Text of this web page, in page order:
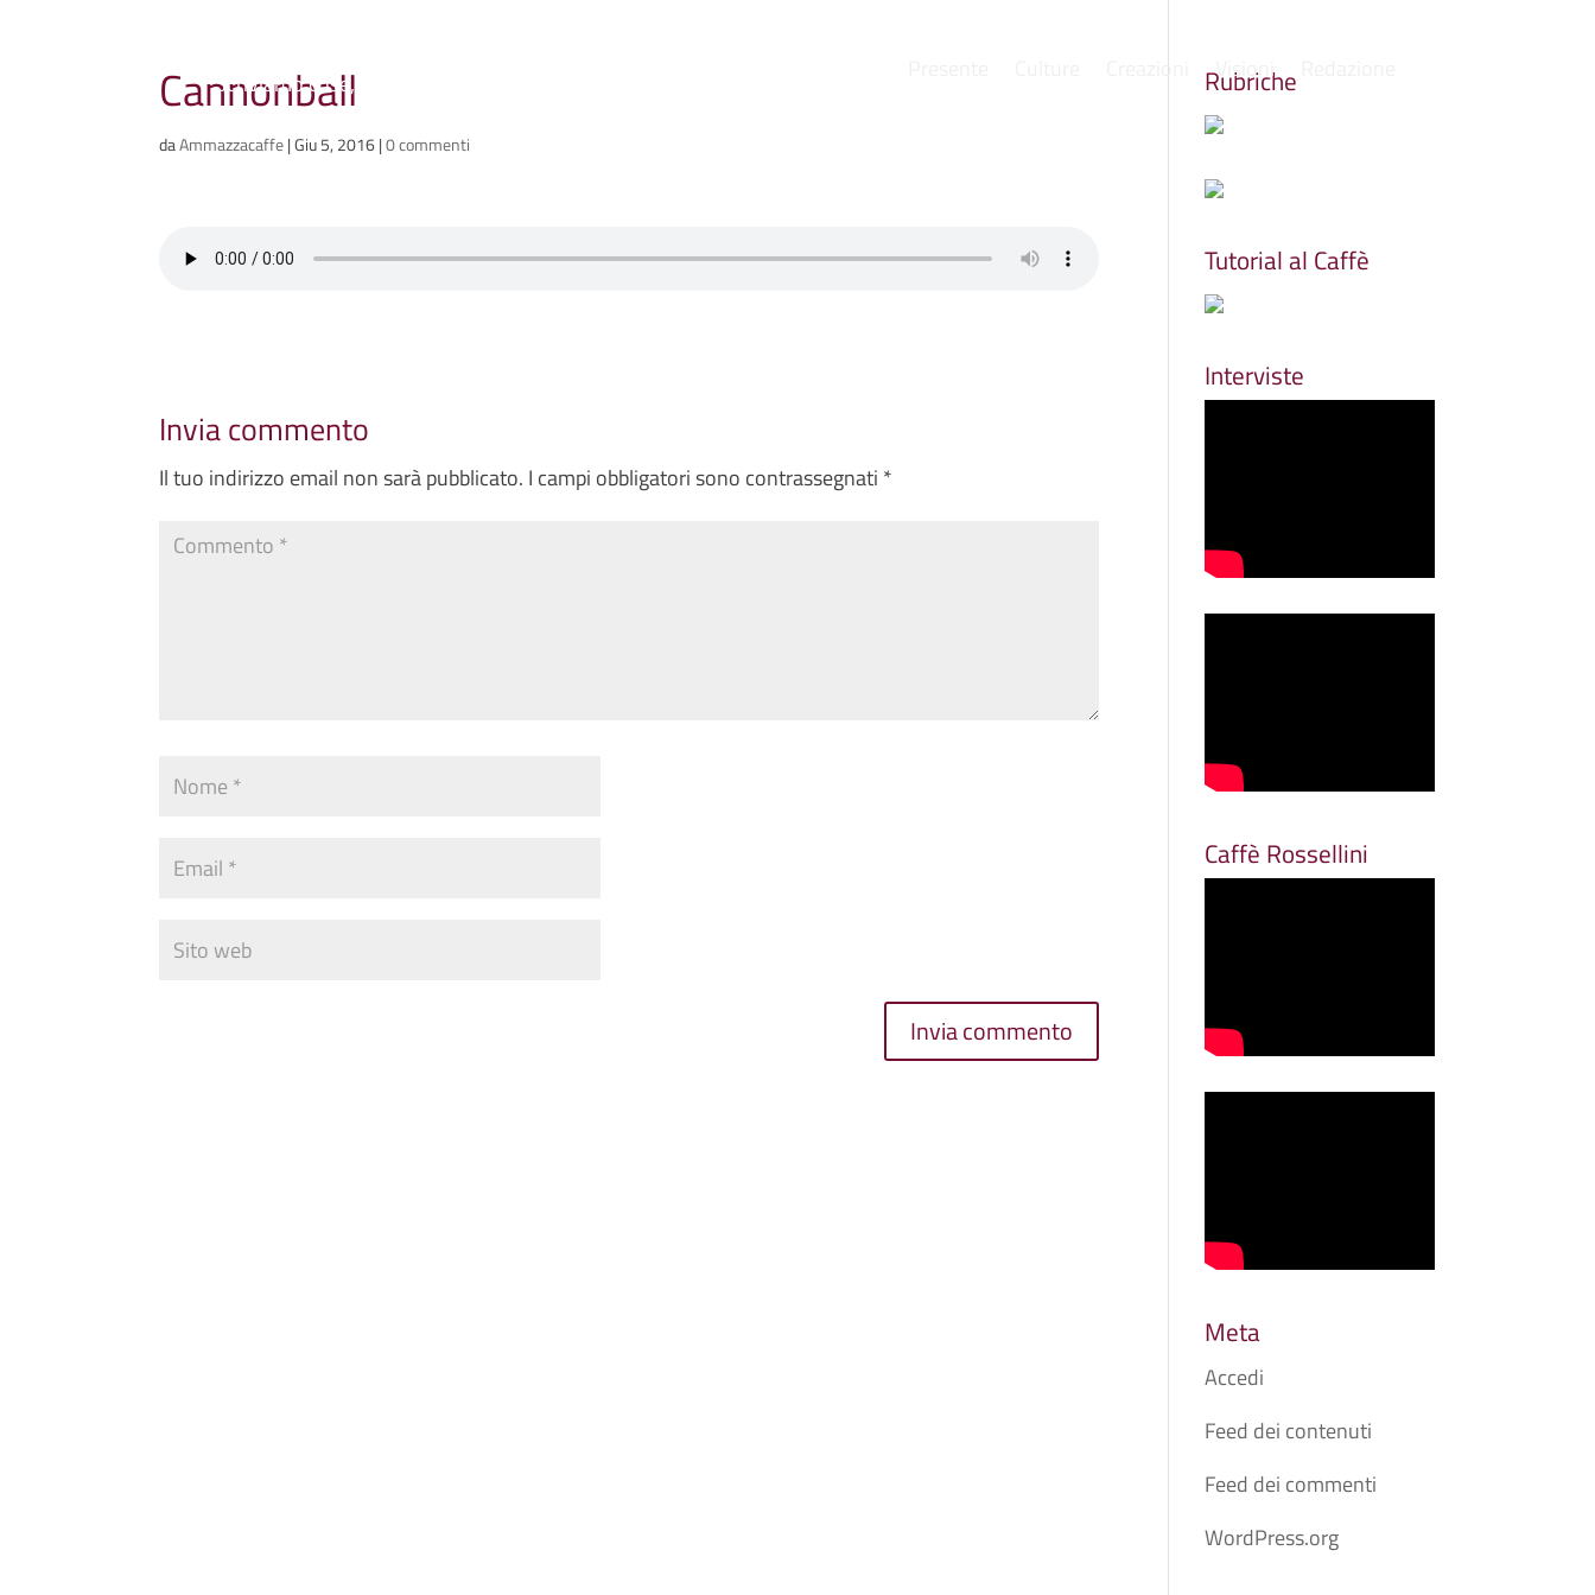
Scriviamo cose, intervistiamo gente Visioni
Cannonball
daAmmazzacaffe|Giu 5, 2016|0 commenti
Invia commento
Il tuo indirizzo email non sarà pubblicato. I campi obbligatori sono contrassegnati *
Rubriche
Tutorial al Caffè
Interviste
Caffè Rossellini
Meta
Accedi
Feed dei contenuti
Feed dei commenti
WordPress.org